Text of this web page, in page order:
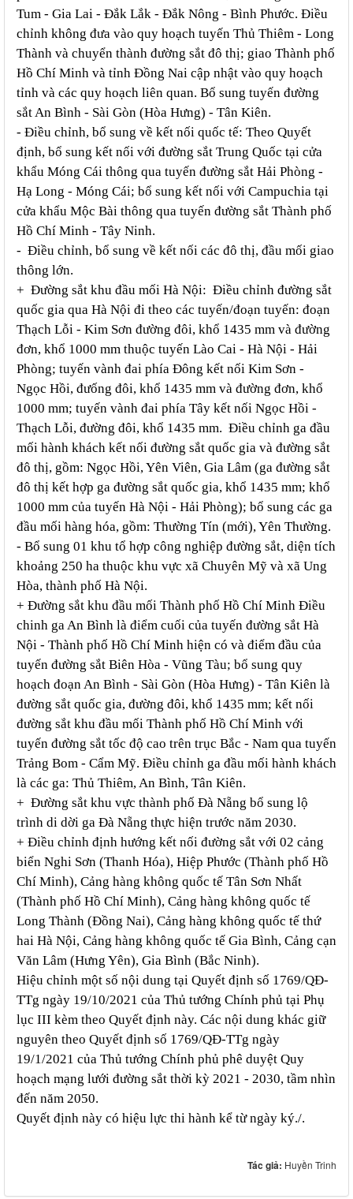
Tum - Gia Lai - Đắk Lắk - Đắk Nông - Bình Phước. Điều
chỉnh không đưa vào quy hoạch tuyến Thủ Thiêm - Long
Thành và chuyển thành đường sắt đô thị; giao Thành phố
Hồ Chí Minh và tỉnh Đồng Nai cập nhật vào quy hoạch
tỉnh và các quy hoạch liên quan. Bổ sung tuyến đường
sắt An Bình - Sài Gòn (Hòa Hưng) - Tân Kiên.
- Điều chỉnh, bổ sung về kết nối quốc tế: Theo Quyết
định, bổ sung kết nối với đường sắt Trung Quốc tại cửa
khẩu Móng Cái thông qua tuyến đường sắt Hải Phòng -
Hạ Long - Móng Cái; bổ sung kết nối với Campuchia tại
cửa khẩu Mộc Bài thông qua tuyến đường sắt Thành phố
Hồ Chí Minh - Tây Ninh.
- Điều chỉnh, bổ sung về kết nối các đô thị, đầu mối giao
thông lớn.
+ Đường sắt khu đầu mối Hà Nội: Điều chỉnh đường sắt
quốc gia qua Hà Nội đi theo các tuyến/đoạn tuyến: đoạn
Thạch Lỗi - Kim Sơn đường đôi, khổ 1435 mm và đường
đơn, khổ 1000 mm thuộc tuyến Lào Cai - Hà Nội - Hải
Phòng; tuyến vành đai phía Đông kết nối Kim Sơn -
Ngọc Hồi, đưống đôi, khổ 1435 mm và đường đơn, khổ
1000 mm; tuyến vành đai phía Tây kết nối Ngọc Hồi -
Thạch Lỗi, đường đôi, khổ 1435 mm. Điều chỉnh ga đầu
mối hành khách kết nối đường sắt quốc gia và đường sắt
đô thị, gồm: Ngọc Hồi, Yên Viên, Gia Lâm (ga đường sắt
đô thị kết hợp ga đường sắt quốc gia, khổ 1435 mm; khổ
1000 mm của tuyến Hà Nội - Hải Phòng); bổ sung các ga
đầu mối hàng hóa, gồm: Thường Tín (mới), Yên Thường.
- Bổ sung 01 khu tổ hợp công nghiệp đường sắt, diện tích
khoảng 250 ha thuộc khu vực xã Chuyên Mỹ và xã Ung
Hòa, thành phố Hà Nội.
+ Đường sắt khu đầu mối Thành phố Hồ Chí Minh Điều
chinh ga An Bình là điểm cuối của tuyến đường sắt Hà
Nội - Thành phố Hồ Chí Minh hiện có và điểm đầu của
tuyến đường sắt Biên Hòa - Vũng Tàu; bổ sung quy
hoạch đoạn An Bình - Sài Gòn (Hòa Hưng) - Tân Kiên là
đường sắt quốc gia, đường đôi, khổ 1435 mm; kết nối
đường sắt khu đầu mối Thành phố Hồ Chí Minh với
tuyến đường sắt tốc độ cao trên trục Bắc - Nam qua tuyến
Trảng Bom - Cẩm Mỹ. Điều chỉnh ga đầu mối hành khách
là các ga: Thủ Thiêm, An Bình, Tân Kiên.
+ Đường sắt khu vực thành phố Đà Nẵng bổ sung lộ
trình di dời ga Đà Nẵng thực hiện trước năm 2030.
+ Điều chỉnh định hướng kết nối đường sắt với 02 cảng
biển Nghi Sơn (Thanh Hóa), Hiệp Phước (Thành phố Hồ
Chí Minh), Cảng hàng không quốc tế Tân Sơn Nhất
(Thành phố Hồ Chí Minh), Cảng hàng không quốc tế
Long Thành (Đồng Nai), Cảng hàng không quốc tế thứ
hai Hà Nội, Cảng hàng không quốc tế Gia Bình, Cảng cạn
Văn Lâm (Hưng Yên), Gia Bình (Bắc Ninh).
Hiệu chỉnh một số nội dung tại Quyết định số 1769/QĐ-
TTg ngày 19/10/2021 của Thủ tướng Chính phủ tại Phụ
lục III kèm theo Quyết định này. Các nội dung khác giữ
nguyên theo Quyết định số 1769/QĐ-TTg ngày
19/1/2021 của Thủ tướng Chính phủ phê duyệt Quy
hoạch mạng lưới đường sắt thời kỳ 2021 - 2030, tầm nhìn
đến năm 2050.
Quyết định này có hiệu lực thi hành kể từ ngày ký./.
Tác giả: Huyền Trinh